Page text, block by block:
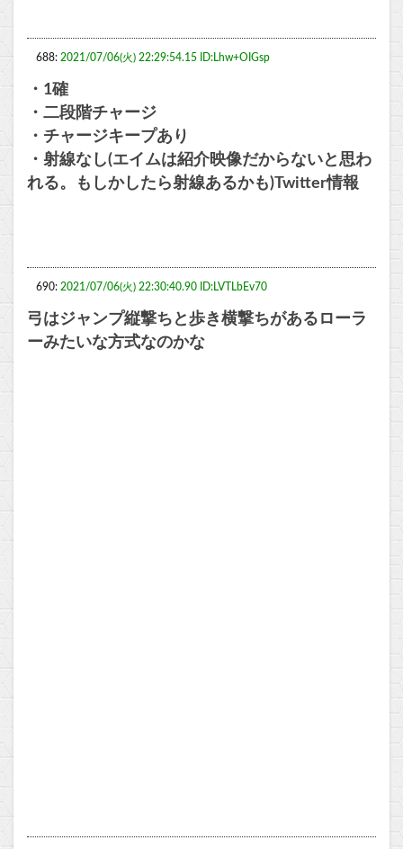
688: 2021/07/06(火) 22:29:54.15 ID:Lhw+OIGsp
・1確
・二段階チャージ
・チャージキープあり
・射線なし(エイムは紹介映像だからないと思わ
れる。もしかしたら射線あるかも)Twitter情報
690: 2021/07/06(火) 22:30:40.90 ID:LVTLbEv70
弓はジャンプ縦撃ちと歩き横撃ちがあるローラ
ーみたいな方式なのかな